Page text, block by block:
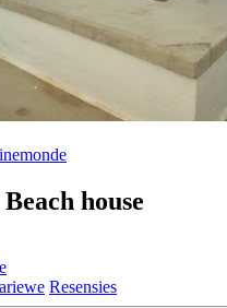
house
Resensies